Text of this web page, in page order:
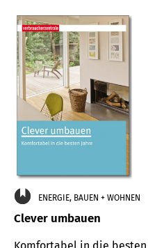
ENERGIE, BAUEN + WOHNEN
Clever umbauen
Komfortabel in die besten